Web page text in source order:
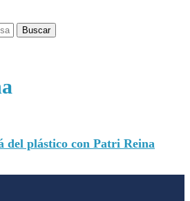
Buscar
del plástico con Patri Reina